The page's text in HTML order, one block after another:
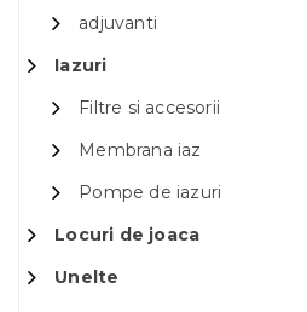
adjuvanti
Iazuri
Filtre si accesorii
Membrana iaz
Pompe de iazuri
Locuri de joaca
Unelte